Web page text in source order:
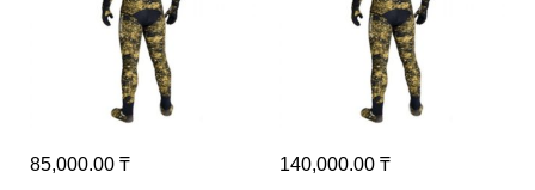
85,000.00 ₸ 140,000.00 ₸